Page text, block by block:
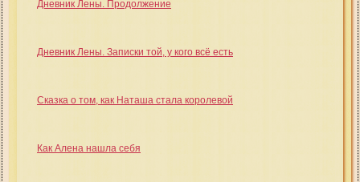
Дневник Лены. Продолжение
Дневник Лены. Записки той, у кого всё есть
Сказка о том, как Наташа стала королевой
Как Алена нашла себя